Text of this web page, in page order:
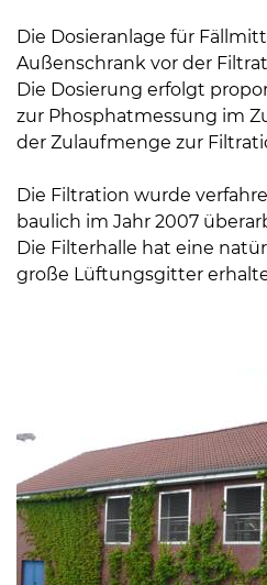
Die Dosieranlage für
Außenschrank vor der
Die Dosierung erfolgt
zur Phosphatmessung im
der Zulaufmenge zur
Die Filtration wurde
baulich im Jahr 2007
Die Filterhalle hat eine
große Lüftungsgitter